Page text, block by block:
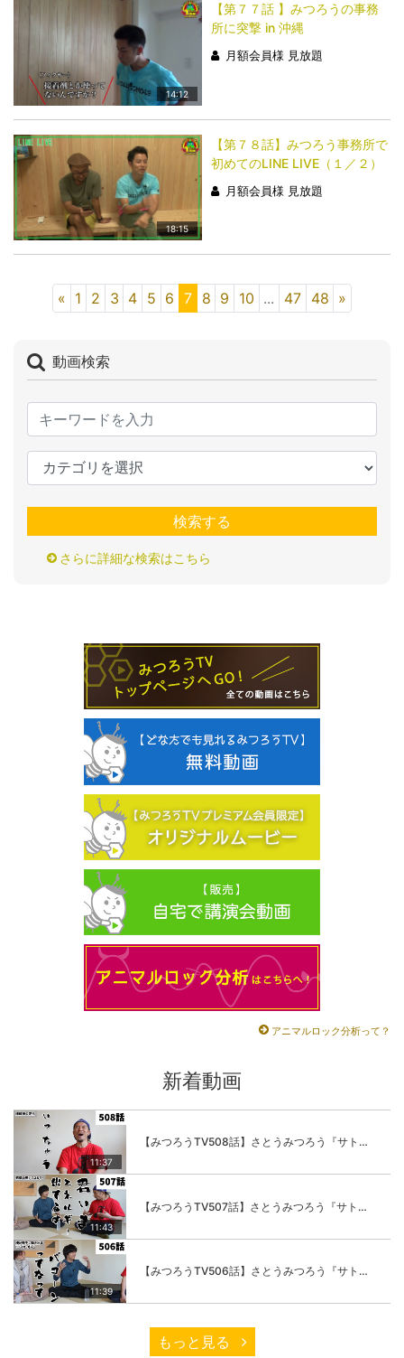
14:12
【第７７話 】みつろうの事務
所に突撃 in 沖縄
月額会員様 見放題
18:15
【第７８話】みつろう事務所で
初めてのLINE LIVE（１／２）
月額会員様 見放題
« 1 2 3 4 5 6 7 8 9 10 ... 47 48 »
動画検索
検索する
さらに詳細な検索はこちら
アニマルロック分析って？
新着動画
11:37
【みつろうTV508話】さとうみつろう『サトレル男塾』編④「“毎日”が変わります。楽しく」
11:43
【みつろうTV507話】さとうみつろう『サトレル男塾』編③「快楽は“自分のカラダの内側”にしかない」
11:39
【みつろうTV506話】さとうみつろう『サトレル男塾』編②「不思議な棒をお尻に…」
もっと見る